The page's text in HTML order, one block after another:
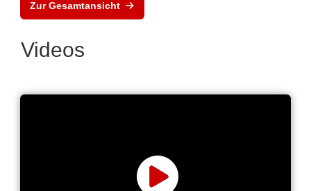
Zur Gesamtansicht
Videos